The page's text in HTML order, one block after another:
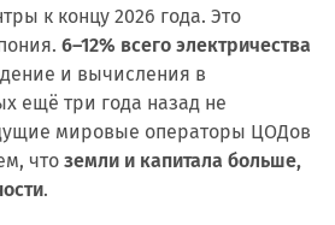
к концу 2026 года. Это
6–12% всего электричества
и вычисления в
ещё три года назад не
мировые операторы ЦОДов
что земли и капитала больше,
.